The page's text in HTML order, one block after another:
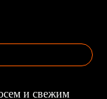
и свежим